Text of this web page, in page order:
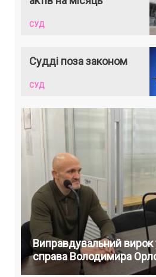
СУД
Судді поза законом
СУД
Виправдувальний
справа Володимира